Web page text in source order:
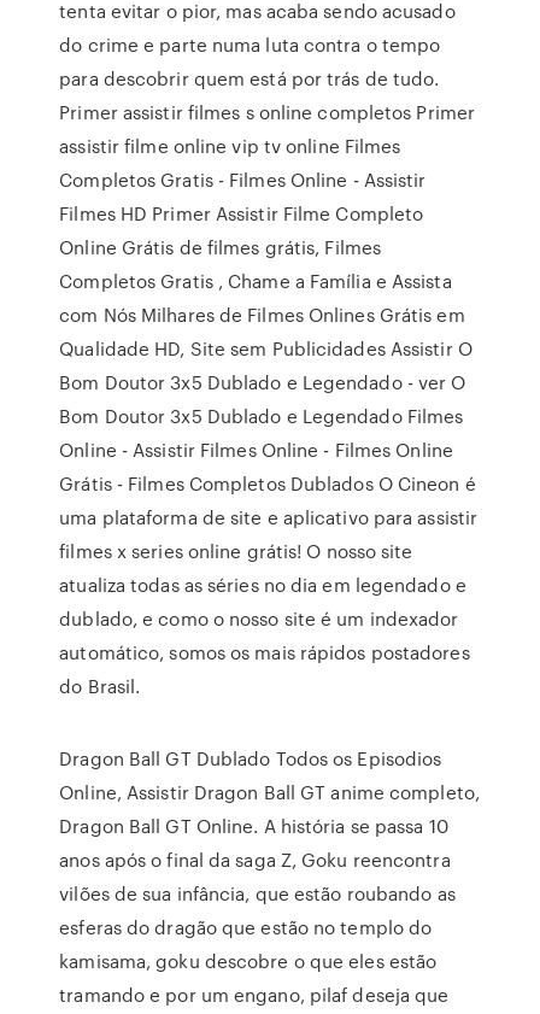
tenta evitar o pior, mas acaba sendo acusado
do crime e parte numa luta contra o tempo
para descobrir quem está por trás de tudo.
Primer assistir filmes s online completos Primer
assistir filme online vip tv online Filmes
Completos Gratis - Filmes Online - Assistir
Filmes HD Primer Assistir Filme Completo
Online Grátis de filmes grátis, Filmes
Completos Gratis , Chame a Família e Assista
com Nós Milhares de Filmes Onlines Grátis em
Qualidade HD, Site sem Publicidades Assistir O
Bom Doutor 3x5 Dublado e Legendado - ver O
Bom Doutor 3x5 Dublado e Legendado Filmes
Online - Assistir Filmes Online - Filmes Online
Grátis - Filmes Completos Dublados O Cineon é
uma plataforma de site e aplicativo para assistir
filmes x series online grátis! O nosso site
atualiza todas as séries no dia em legendado e
dublado, e como o nosso site é um indexador
automático, somos os mais rápidos postadores
do Brasil.
Dragon Ball GT Dublado Todos os Episodios
Online, Assistir Dragon Ball GT anime completo,
Dragon Ball GT Online. A história se passa 10
anos após o final da saga Z, Goku reencontra
vilões de sua infância, que estão roubando as
esferas do dragão que estão no templo do
kamisama, goku descobre o que eles estão
tramando e por um engano, pilaf deseja que